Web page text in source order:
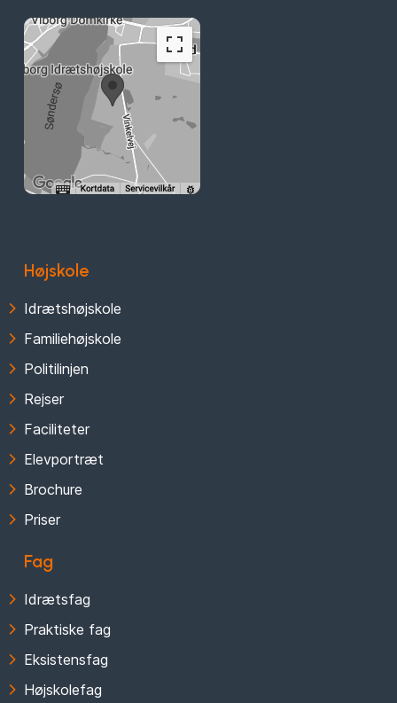
Højskole
Idrætshøjskole
Familiehøjskole
Politilinjen
Rejser
Faciliteter
Elevportræt
Brochure
Priser
Fag
Idrætsfag
Praktiske fag
Eksistensfag
Højskolefag